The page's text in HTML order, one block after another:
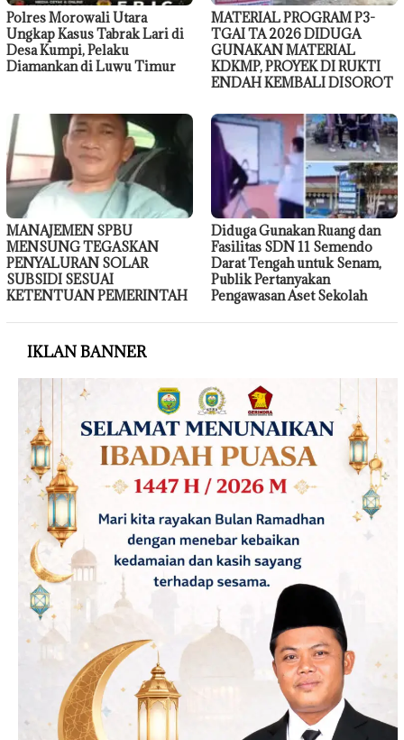
Polres Morowali Utara
Ungkap Kasus Tabrak Lari di
Desa Kumpi, Pelaku
Diamankan di Luwu Timur
MATERIAL PROGRAM P3-
TGAI TA 2026 DIDUGA
GUNAKAN MATERIAL
KDKMP, PROYEK DI RUKTI
ENDAH KEMBALI DISOROT
MANAJEMEN SPBU
MENSUNG TEGASKAN
PENYALURAN SOLAR
SUBSIDI SESUAI
KETENTUAN PEMERINTAH
Diduga Gunakan Ruang dan
Fasilitas SDN 11 Semendo
Darat Tengah untuk Senam,
Publik Pertanyakan
Pengawasan Aset Sekolah
IKLAN BANNER